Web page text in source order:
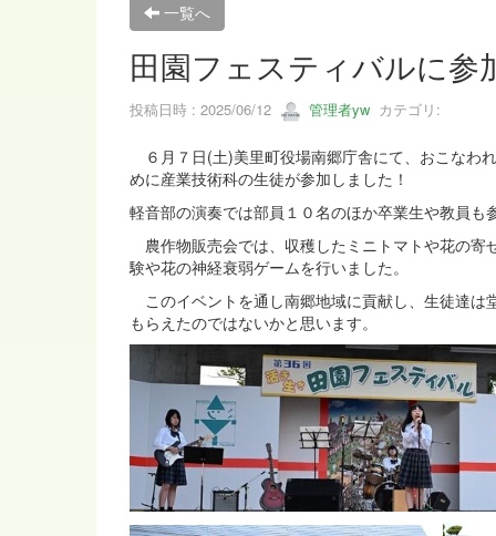
一覧へ
田園フェスティバルに参
投稿日時 : 2025/06/12 管理者yw カテゴリ:
６月７日(土)美里町役場南郷庁舎にて、おこなわ
めに産業技術科の生徒が参加しました！
軽音部の演奏では部員１０名のほか卒業生や教員
農作物販売会では、収穫したミニトマトや花の寄
験や花の神経衰弱ゲームを行いました。
このイベントを通し南郷地域に貢献し、生徒達は
もらえたのではないかと思います。